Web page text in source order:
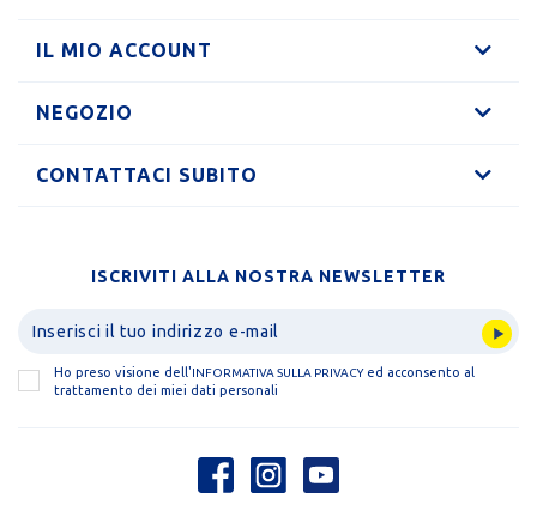
IL MIO ACCOUNT
NEGOZIO
CONTATTACI SUBITO
ISCRIVITI ALLA NOSTRA NEWSLETTER
Ho preso visione dell' INFORMATIVA SULLA PRIVACYed acconsento al
trattamento dei miei dati personali